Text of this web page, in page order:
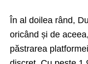
În al doilea rând,
oricând și de
păstrarea